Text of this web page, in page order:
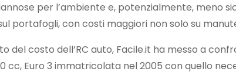
per l’ambiente e, potenzialmente, meno
portafogli, con costi maggiori non solo su
del costo dell’RC auto, Facile.it ha messo a
cc, Euro 3 immatricolata nel 2005 con quello